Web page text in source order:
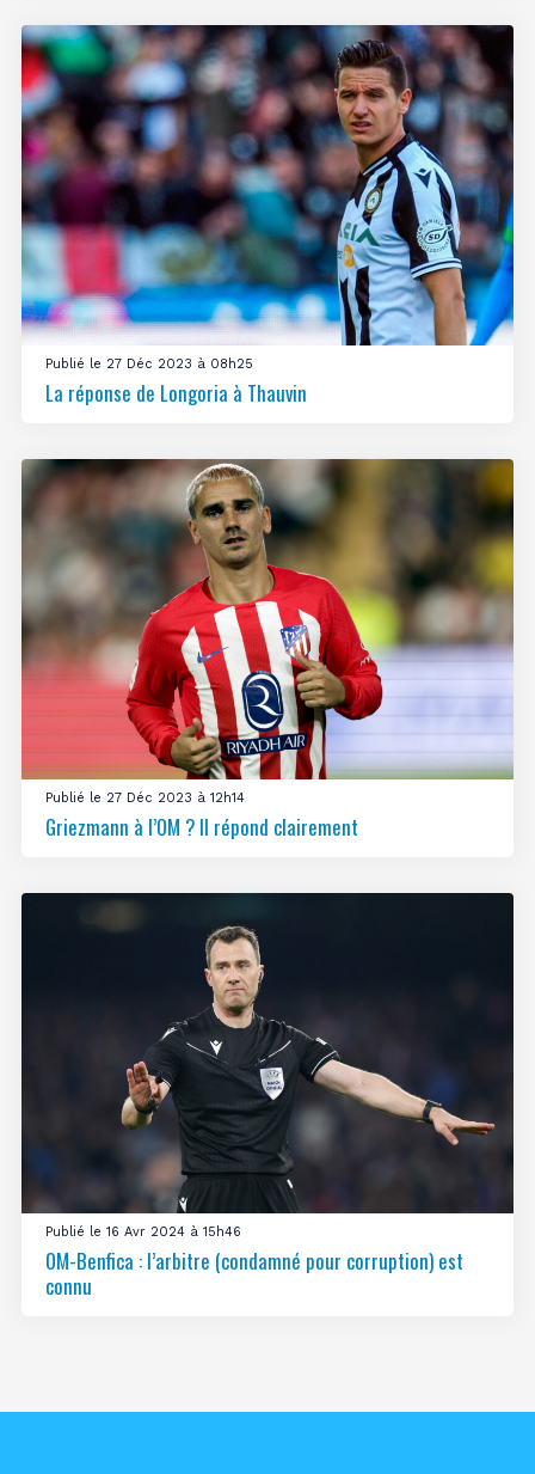
Publié le 27 Déc 2023 à 08h25
La réponse de Longoria à Thauvin
Publié le 27 Déc 2023 à 12h14
Griezmann à l’OM ? Il répond clairement
Publié le 16 Avr 2024 à 15h46
OM-Benfica : l’arbitre (condamné pour corruption) est
connu